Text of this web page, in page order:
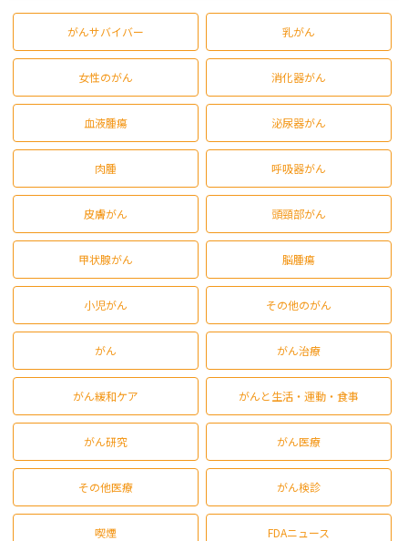
がんサバイバー 乳がん
女性のがん 消化器がん
血液腫瘍 泌尿器がん
肉腫 呼吸器がん
皮膚がん 頭頸部がん
甲状腺がん 脳腫瘍
小児がん その他のがん
がん がん治療
がん緩和ケア がんと生活・運動・食事
がん研究 がん医療
その他医療 がん検診
喫煙 FDAニュース